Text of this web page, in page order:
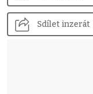
Sdílet inzerát